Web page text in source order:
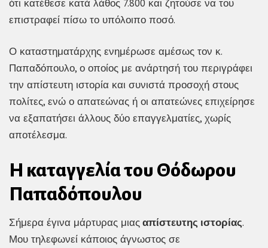
ότι κατέθεσε κατά λάθος 7.800 και ζητούσε να του
επιστραφεί πίσω το υπόλοιπο ποσό.
Ο καταστηματάρχης ενημέρωσε αμέσως τον κ.
Παπαδόπουλο, ο οποίος με ανάρτησή του περιγράφει
την απίστευτη ιστορία και συνιστά προσοχή στους
πολίτες, ενώ ο απατεώνας ή οι απατεώνες επιχείρησε
να εξαπατήσει άλλους δύο επαγγελματίες, χωρίς
αποτέλεσμα.
Η καταγγελία του Θόδωρου
Παπαδόπουλου
Σήμερα έγινα μάρτυρας μιας απίστευτης ιστορίας.
Μου τηλεφωνεί κάποιος άγνωστος σε